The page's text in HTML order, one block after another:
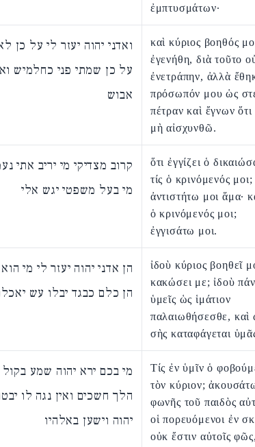
ἐμπτυσμάτων·
ואדני יהוה יעזר לי על כן
על כן שמתי פני כחלמיש
אבוש
καὶ κύριος βοηθός
ἐγενήθη, διὰ τοῦτο
ἐνετράπην, ἀλλὰ
πρόσωπόν μου ὡς
πέτραν καὶ ἔγνων ὅτι
μὴ αἰσχυνθῶ.
קרוב מצדיקי מי יריב אתי
מי בעל משפטי יגש אלי
ὅτι ἐγγίζει ὁ
τίς ὁ κρινόμενός μοι;
ἀντιστήτω μοι ἅμα·
ὁ κρινόμενός μοι;
ἐγγισάτω μοι.
הן אדני יהוה יעזר לי מי
הן כלם כבגד יבלו עש
ἰδοὺ κύριος βοηθεῖ
κακώσει με; ἰδοὺ
ὑμεῖς ὡς ἱμάτιον
παλαιωθήσεσθε, καὶ
σὴς καταφάγεται
מי בכם ירא יהוה שמע
הלך חשכים ואין נגה לו
יהוה וישען באלהיו
Τίς ἐν ὑμῖν ὁ
τὸν κύριον;
φωνῆς τοῦ παιδὸς
οἱ πορευόμενοι ἐν
οὐκ ἔστιν αὐτοῖς φῶς,